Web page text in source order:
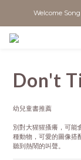
Welcome Song
Don't
幼兒童書推薦
別對大猩猩搔癢，可能
種動物，可愛的圖像搭
聽到熱鬧的叫聲。